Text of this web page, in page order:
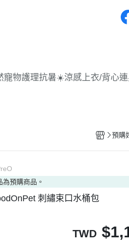
寵物護理抗暑☀️涼感上衣/背心
預購
為預購商品。
刺繡束口水桶包
TWD $